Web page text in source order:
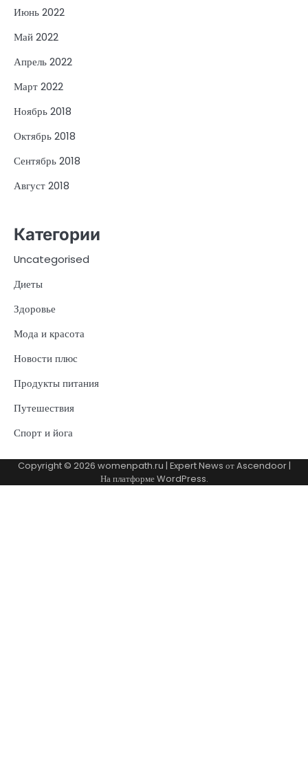
Июнь 2022
Май 2022
Апрель 2022
Март 2022
Ноябрь 2018
Октябрь 2018
Сентябрь 2018
Август 2018
Категории
Uncategorised
Диеты
Здоровье
Мода и красота
Новости плюс
Продукты питания
Путешествия
Спорт и йога
Copyright © 2026 womenpath.ru | Expert News отAscendoor|
На платформеWordPress.